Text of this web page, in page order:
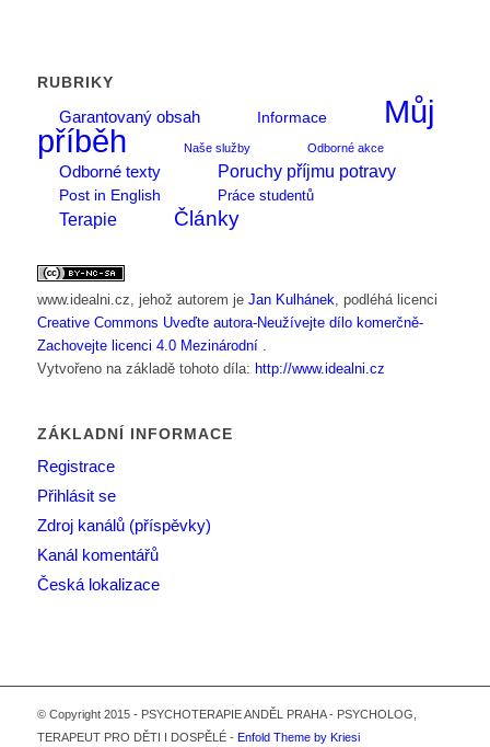
RUBRIKY
Garantovaný obsah
Informace
Můj
příběh
Naše služby Odborné akce
Odborné texty Poruchy příjmu potravy
Post in English Práce studentů
Terapie Články
www.idealni.cz , jehož autorem je Jan Kulhánek , podléhá licenci
Creative Commons Uveďte autora-Neužívejte dílo komerčně-
Zachovejte licenci 4.0 Mezinárodní
Vytvořeno na základě tohoto díla: http://www.idealni.cz
ZÁKLADNÍ INFORMACE
Registrace
Přihlásit se
Zdroj kanálů (příspěvky)
Kanál komentářů
Česká lokalizace
© Copyright 2015 - PSYCHOTERAPIE ANDĚL PRAHA - PSYCHOLOG,
TERAPEUT PRO DĚTI I DOSPĚLÉ - Enfold Theme by Kriesi